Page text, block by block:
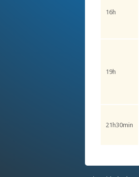
16h
19h
21h30min